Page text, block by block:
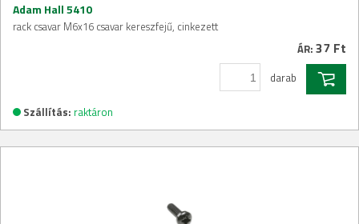
Adam Hall 5410
rack csavar M6x16 csavar kereszfejű, cinkezett
ÁR: 37 Ft
darab
Szállítás: raktáron